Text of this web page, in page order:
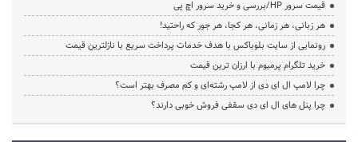
قیمت سرور HP/بررسی و خرید سرور اچ پی
هر زبانی، هر زمانی، هر کجا، هر جور که راحتید!
رونمایی از سایت بلوباکس با هدف خدمات پرداخت سریع با نازلترین قیمت
خرید تلگرام پرمیوم با ارزان ترین قیمت
چرا لامپ ال ای دی از لامپ رشته‌ای و کم مصرف بهتر است؟
چرا پنل های ال ای دی سقفی فروش خوبی دارند؟